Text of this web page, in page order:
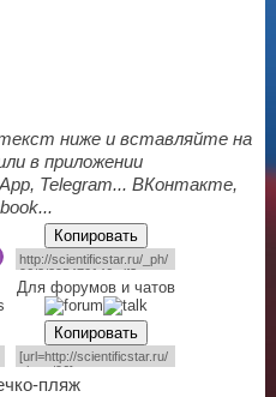
ниже и вставляйте на
в приложении
Telegram... ВКонтакте,
Копировать
Для форумов и чатов
Копировать